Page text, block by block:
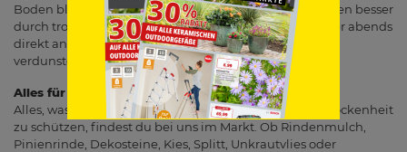
Boden bleibt länger feucht und deine Pflanzen kommen besser
durch trockene Phasen. Gieße am besten morgens oder abends
direkt an der Wurzel, damit möglichst wenig Wasser
verdunstet.
Alles für deinen Bodenschutz findest du bei uns
Alles, was du brauchst, um deinen Gartenboden vor Trockenheit
zu schützen, findest du bei uns im Markt. Ob Rindenmulch,
Pinienrinde, Dekosteine, Kies, Splitt, Unkrautvlies oder